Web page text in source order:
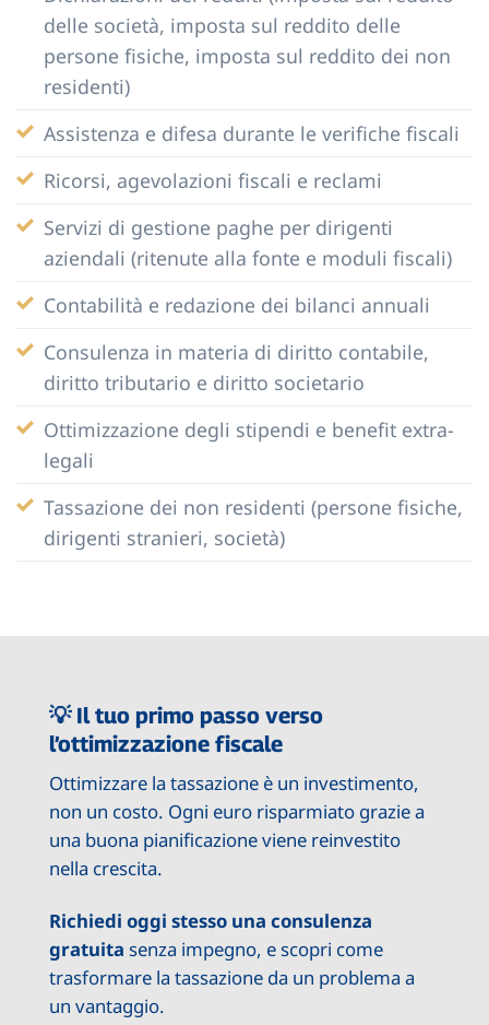
delle società, imposta sul reddito delle
persone fisiche, imposta sul reddito dei non
residenti)
Assistenza e difesa durante le verifiche fiscali
Ricorsi, agevolazioni fiscali e reclami
Servizi di gestione paghe per dirigenti
aziendali (ritenute alla fonte e moduli fiscali)
Contabilità e redazione dei bilanci annuali
Consulenza in materia di diritto contabile,
diritto tributario e diritto societario
Ottimizzazione degli stipendi e benefit extra-
legali
Tassazione dei non residenti (persone fisiche,
dirigenti stranieri, società)
💡 Il tuo primo passo verso
l’ottimizzazione fiscale
Ottimizzare la tassazione è un investimento,
non un costo. Ogni euro risparmiato grazie a
una buona pianificazione viene reinvestito
nella crescita.
Richiedi oggi stesso una consulenza
gratuita senza impegno, e scopri come
trasformare la tassazione da un problema a
un vantaggio.